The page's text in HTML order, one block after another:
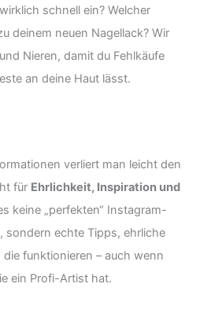
schnell ein? Welcher
deinem neuen Nagellack? Wir
Nieren, damit du Fehlkäufe
an deine Haut lässt.
verliert man leicht den
für Ehrlichkeit, Inspiration und
keine „perfekten“ Instagram-
sondern echte Tipps, ehrliche
funktionieren – auch wenn
ein Profi-Artist hat.